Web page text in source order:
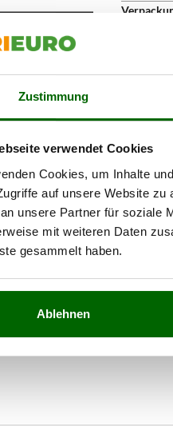
Zustimmung
verwendet Cookies
Cookies, um Inhalte
auf unsere Website
unsere Partner für soziale
mit weiteren Daten
gesammelt haben.
Ablehnen
erhalten